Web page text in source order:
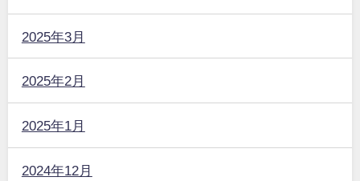
2025年3月
2025年2月
2025年1月
2024年12月